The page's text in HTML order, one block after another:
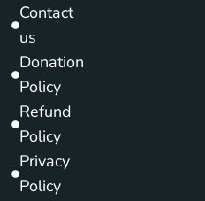
Contact
us
Donation
Policy
Refund
Policy
Privacy
Policy